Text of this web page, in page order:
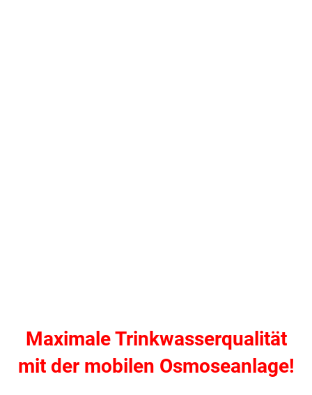
Maximale Trinkwasserqualität
mit der mobilen Osmoseanlage!